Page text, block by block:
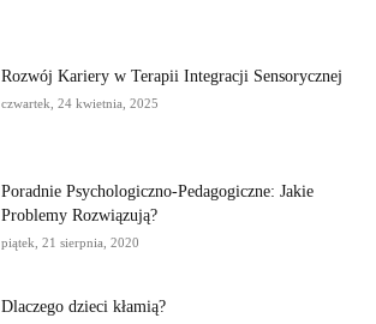
Rozwój Kariery w Terapii Integracji Sensorycznej
czwartek, 24 kwietnia, 2025
Poradnie Psychologiczno-Pedagogiczne: Jakie
Problemy Rozwiązują?
piątek, 21 sierpnia, 2020
Dlaczego dzieci kłamią?